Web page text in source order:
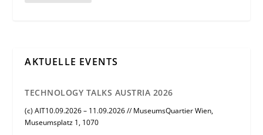
AKTUELLE EVENTS
TECHNOLOGY TALKS AUSTRIA 2026
(c) AIT10.09.2026 – 11.09.2026 // MuseumsQuartier Wien,
Museumsplatz 1, 1070